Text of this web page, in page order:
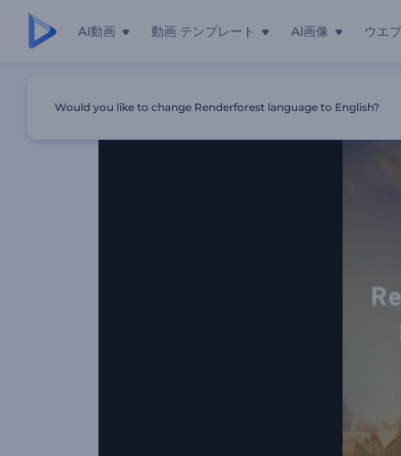
AI動画 動画 テンプレート AI画像 ウエ
Would you like to change Renderforest language to English?